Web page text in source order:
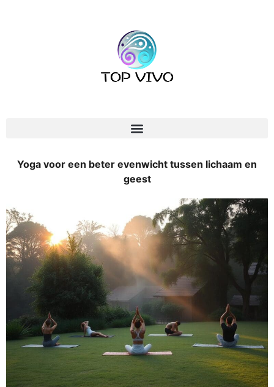
Yoga voor een beter evenwicht tussen lichaam en
geest